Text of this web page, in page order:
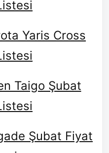
Yaris Cross
Taigo Şubat
Şubat Fiyat